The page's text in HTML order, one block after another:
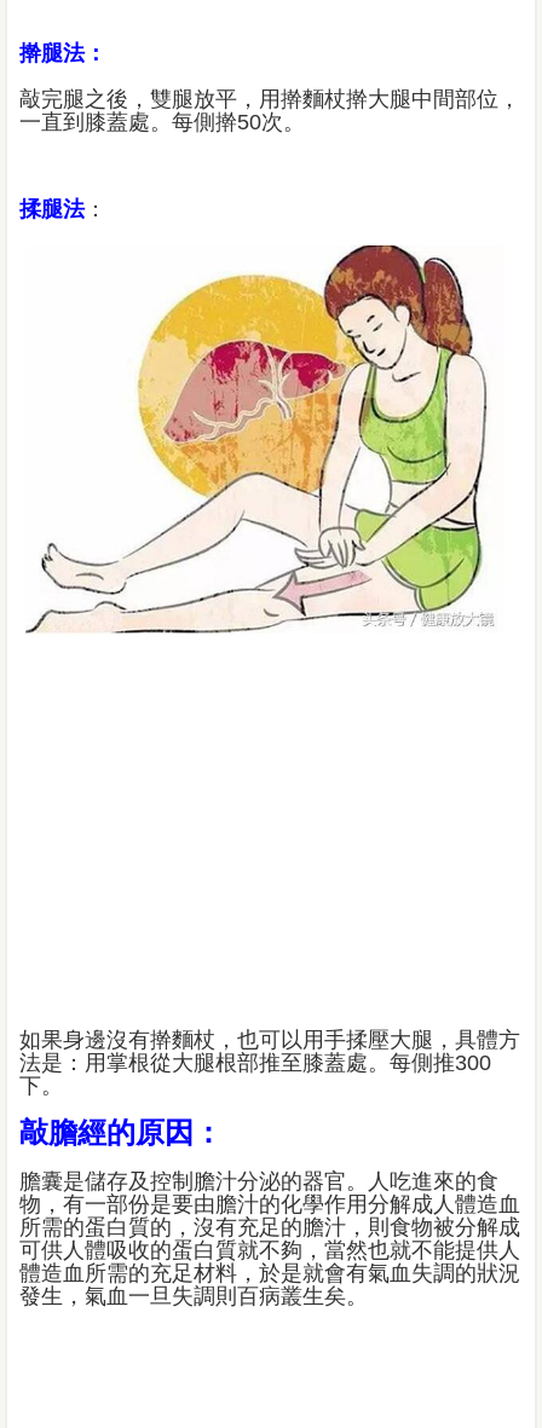
擀腿法：
敲完腿之後，雙腿放平，用擀麵杖擀大腿中間部位，
一直到膝蓋處。每側擀50次。
揉腿法：
如果身邊沒有擀麵杖，也可以用手揉壓大腿，具體方
法是：用掌根從大腿根部推至膝蓋處。每側推300
下。
敲膽經的原因：
膽囊是儲存及控制膽汁分泌的器官。人吃進來的食
物，有一部份是要由膽汁的化學作用分解成人體造血
所需的蛋白質的，沒有充足的膽汁，則食物被分解成
可供人體吸收的蛋白質就不夠，當然也就不能提供人
體造血所需的充足材料，於是就會有氣血失調的狀況
發生，氣血一旦失調則百病叢生矣。